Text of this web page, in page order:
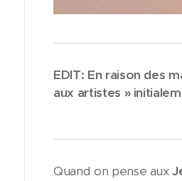
EDIT: En raison des
aux artistes »
Quand on pense aux